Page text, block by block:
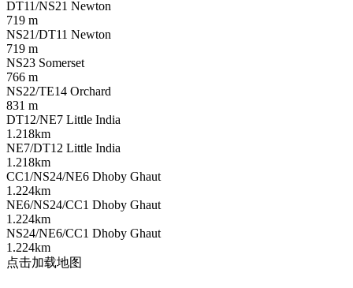
DT11/NS21 Newton
719 m
NS21/DT11 Newton
719 m
NS23 Somerset
766 m
NS22/TE14 Orchard
831 m
DT12/NE7 Little India
1.218km
NE7/DT12 Little India
1.218km
CC1/NS24/NE6 Dhoby Ghaut
1.224km
NE6/NS24/CC1 Dhoby Ghaut
1.224km
NS24/NE6/CC1 Dhoby Ghaut
1.224km
点击加载地图